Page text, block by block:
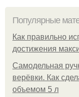
Популярные
Как правильно
достижения
Самодельная
верёвки. Как
объемом 5 л